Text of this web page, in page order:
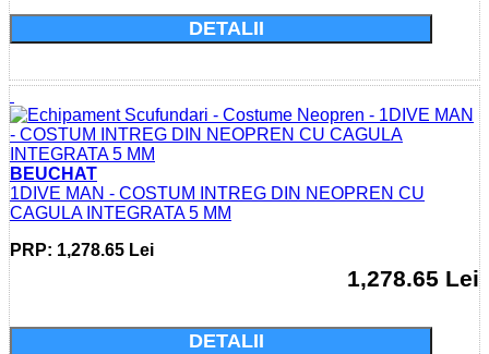
DETALII
BEUCHAT
1DIVE MAN - COSTUM INTREG DIN NEOPREN CU
CAGULA INTEGRATA 5 MM
PRP: 1,278.65 Lei
1,278.65 Lei
DETALII